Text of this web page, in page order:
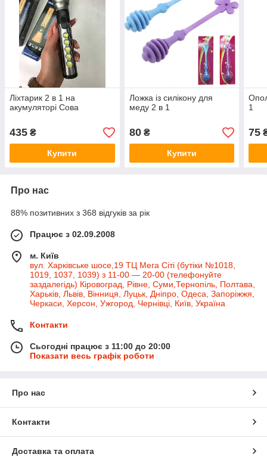
Ліхтарик 2 в 1 на
акумуляторі Сова
435 ₴
Купити
Ложка із силікону для
меду 2 в 1
80₴
Купити
1
75
Про нас
88% позитивних з 368 відгуків за рік
Працює з 02.09.2008
м. Київ
вул. Харківське шосе,19 ТЦ Мега Сіті (бутіки №1018,
1019, 1037, 1039) з 11-00 — 20-00 (телефонуйте
заздалегідь) Кіровоград, Рівне, Суми,Тернопіль, Полтава,
Харьків, Львів, Вінниця, Луцьк, Дніпро, Одеса, Запоріжжя,
Черкаси, Херсон, Ужгород, Чернівці, Київ, Україна
Контакти
Сьогодні працює з 11:00 до 20:00
Показати весь графік роботи
Про нас
Контакти
Доставка та оплата